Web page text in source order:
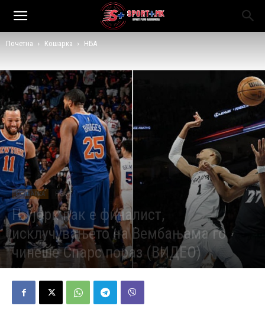
Почетна Кошарка НБА
КОШАРКА НБА
Њујорк пак е финалист,
исклучувањето на Вембањама го
чинеше Спарс пораз (ВИДЕО)
Објавено од Марио Петровски - 11/05/2026 492